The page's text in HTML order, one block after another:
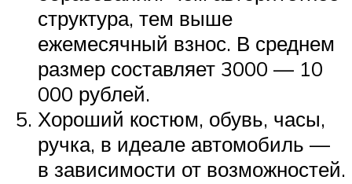
структура, тем выше
ежемесячный взнос. В среднем
размер составляет 3000 — 10
000 рублей.
Хороший костюм, обувь, часы,
ручка, в идеале автомобиль —
в зависимости от возможностей.